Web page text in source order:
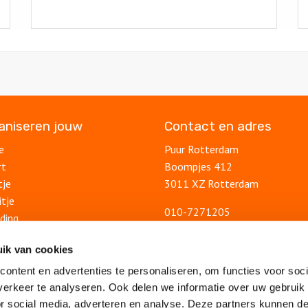
van cookies
en advertenties te personaliseren, om functies voor
te analyseren. Ook delen we informatie over uw gebruik
social media, adverteren en analyse. Deze partners kunnen
jouw Contact en adres
Puur Rotterdam
Boompjes 412
3011 XZ Rotterdam
010-7271205
Blog
Ontdek Rotterdam